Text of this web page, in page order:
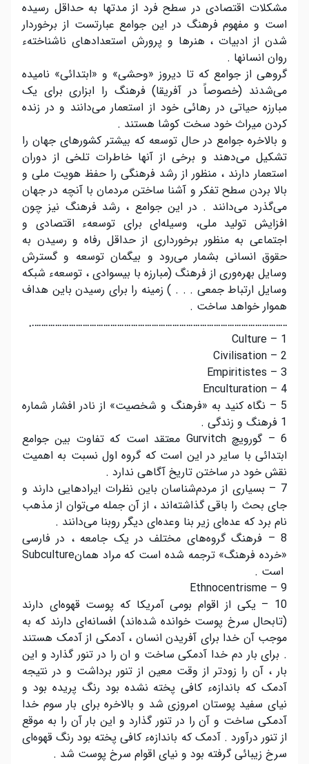
مشکلات اقتصادی در سطح فرد از مدتها به حداقل رسیده
است و مفهوم فرهنگ در این جوامع عبارتست از برخوردار
شدن از ادبیات ، هنرها و پرورش استعدادهای ناشناختهء
روان انسانها .
گروهی از جوامع که تا دیروز «وحشی» و «ابتدائی» نامیده
می‌شدند (خصوصاً در آفریقا) فرهنگ را ابزاری برای یک
مبارزه حیاتی در رهائی خود از استعمار می‌دانند و در زنده
کردن میراث خود سخت کوشا هستند .
و بالاخره جوامع در حال توسعه که بیشتر کشورهای جهان را
تشکیل می‌دهند و برخی از آنها خاطرات تلخی از دوران
استعمار دارند ، منظور از رشد فرهنگی را حفظ هویت ملی و
بالا بردن سطح تفکر و آشنا ساختن مردمان با آنچه در جهان
می‌گذرد می‌دانند . در این جوامع ، رشد فرهنگ نیز چون
افزایش تولید ملی، وسیله‌ای برای توسعهء اقتصادی و
اجتماعی به منظور برخورداری از حداقل رفاه و رسیدن به
حقوق انسانی بشمار می‌رود و بیگمان توسعه و گسترش
وسایل بهره‌وری از فرهنگ (مبارزه با بیسوادی ، توسعهء شبکه
وسایل ارتباط جمعی . . . ) زمینه را برای رسیدن باین هداف
هموار خواهد ساخت .
………………………………………………………………………………………………….
1 – Culture
2 – Civilisation
3 – Empiritistes
4 – Enculturation
5 – نگاه کنید به «فرهنگ و شخصیت» از نادر افشار شماره
1 فرهنگ و زندگی .
6 – گورویچ Gurvitch معتقد است که تفاوت بین جوامع
ابتدائی با سایر در این است که گروه اول نسبت به اهمیت
نقش خود در ساختن تاریخ آگاهی ندارد .
7 – بسیاری از مردم‌شناسان باین نظرات ایرادهایی دارند و
جای بحث را باقی گذاشته‌اند ، از آن جمله می‌توان از مذهب
نام برد که عده‌ای زیر بنا وعده‌ای دیگر روبنا می‌دانند .
8 – فرهنگ گروه‌های مختلف در یک جامعه ، در فارسی
«خرده فرهنگ» ترجمه شده است که مراد همانSubculture
است .
9 – Ethnocentrisme
10 – یکی از اقوام بومی آمریکا که پوست قهوه‌ای دارند
(تابحال سرخ پوست خوانده شده‌اند) افسانه‌ای دارند که به
موجب آن خدا برای آفریدن انسان ، آدمکی از آدمک هستند
. برای بار دم خدا آدمکی ساخت و ان را در تنور گذارد و این
بار ، آن را زودتر از وقت معین از تنور برداشت و در نتیجه
آدمک که باندازهء کافی پخته نشده بود رنگ پریده بود و
نیای سفید پوستان امروزی شد و بالاخره برای بار سوم خدا
آدمکی ساخت و آن را در تنور گذارد و این بار آن را به موقع
از تنور درآورد . آدمک که باندازهء کافی پخته بود رنگ قهوه‌ای
سرخ زیبائی گرفته بود و نیای اقوام سرخ پوست شد .